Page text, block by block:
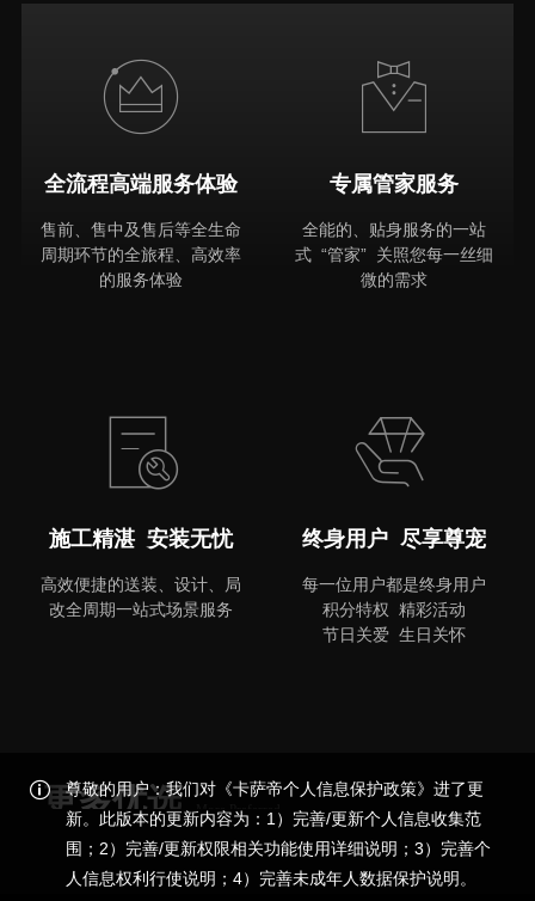
全流程高端服务体验
售前、售中及售后等全生命
周期环节的全旅程、高效率
的服务体验
专属管家服务
全能的、贴身服务的一站
式 “管家” 关照您每一丝细
微的需求
施工精湛 安装无忧
高效便捷的送装、设计、局
改全周期一站式场景服务
终身用户 尽享尊宠
每一位用户都是终身用户
积分特权 精彩活动
节日关爱 生日关怀
更多优选 More Preferred
品质尊享，更多精彩
尊敬的用户：我们对《卡萨帝个人信息保护政策》进了更
新。此版本的更新内容为：1）完善/更新个人信息收集范
围；2）完善/更新权限相关功能使用详细说明；3）完善个
人信息权利行使说明；4）完善未成年人数据保护说明。